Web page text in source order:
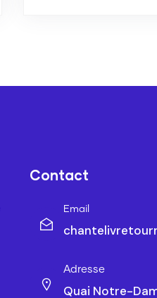
Contact
Email
Adresse
Quai Notre-